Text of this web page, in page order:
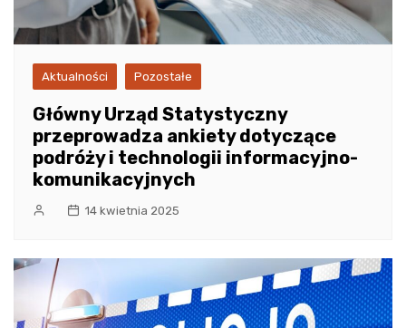
Aktualności Pozostałe
Główny Urząd Statystyczny
przeprowadza ankiety dotyczące
podróży i technologii informacyjno-
komunikacyjnych
14 kwietnia 2025